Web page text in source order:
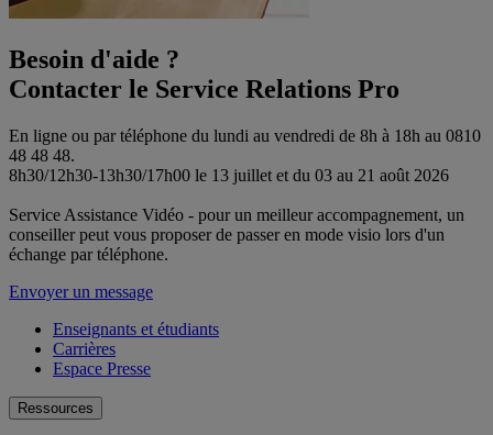
Besoin d'aide ?
Contacter le Service Relations Pro
En ligne ou par téléphone du lundi au vendredi de 8h à 18h au 0810
48 48 48.
8h30/12h30-13h30/17h00 le 13 juillet et du 03 au 21 août 2026
Service Assistance Vidéo - pour un meilleur accompagnement, un
conseiller peut vous proposer de passer en mode visio lors d'un
échange par téléphone.
Envoyer un message
Enseignants et étudiants
Carrières
Espace Presse
Ressources